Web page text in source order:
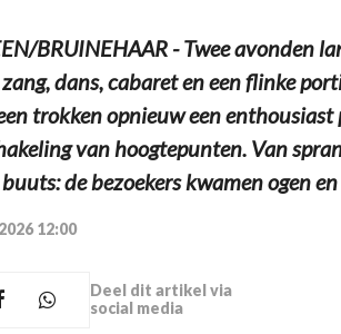
BRUINEHAAR - Twee avonden
dans, cabaret en een flinke
trokken opnieuw een
van hoogtepunten. Van
de bezoekers kwamen ogen
12:00
Deel dit artikel via
social media